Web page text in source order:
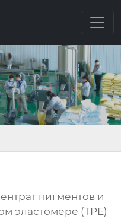
пигментов и
эластомере (TPE)